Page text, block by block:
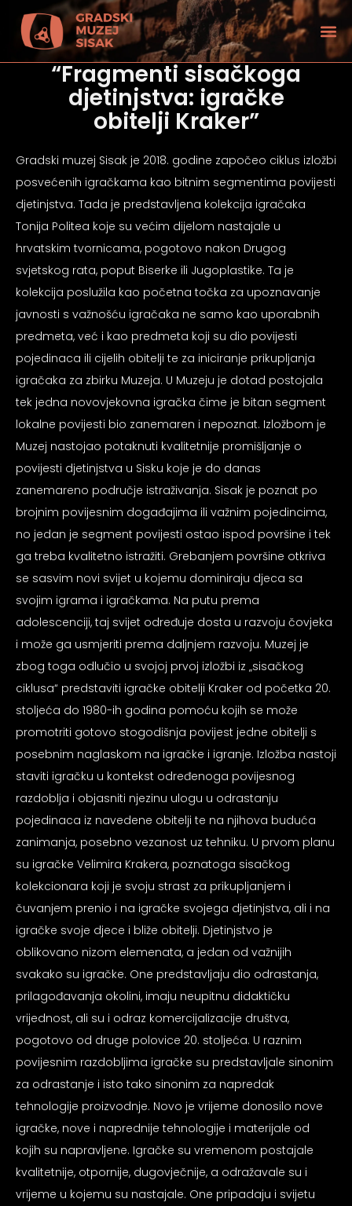
“Fragmenti sisačkoga
djetinjstva: igračke
obitelji Kraker”
Gradski muzej Sisak je 2018. godine započeo ciklus izložbi
posvećenih igračkama kao bitnim segmentima povijesti
djetinjstva. Tada je predstavljena kolekcija igračaka
Tonija Politea koje su većim dijelom nastajale u
hrvatskim tvornicama, pogotovo nakon Drugog
svjetskog rata, poput Biserke ili Jugoplastike. Ta je
kolekcija poslužila kao početna točka za upoznavanje
javnosti s važnošću igračaka ne samo kao uporabnih
predmeta, već i kao predmeta koji su dio povijesti
pojedinaca ili cijelih obitelji te za iniciranje prikupljanja
igračaka za zbirku Muzeja. U Muzeju je dotad postojala
tek jedna novovjekovna igračka čime je bitan segment
lokalne povijesti bio zanemaren i nepoznat. Izložbom je
Muzej nastojao potaknuti kvalitetnije promišljanje o
povijesti djetinjstva u Sisku koje je do danas
zanemareno područje istraživanja. Sisak je poznat po
brojnim povijesnim događajima ili važnim pojedincima,
no jedan je segment povijesti ostao ispod površine i tek
ga treba kvalitetno istražiti. Grebanjem površine otkriva
se sasvim novi svijet u kojemu dominiraju djeca sa
svojim igrama i igračkama. Na putu prema
adolescenciji, taj svijet određuje dosta u razvoju čovjeka
i može ga usmjeriti prema daljnjem razvoju. Muzej je
zbog toga odlučio u svojoj prvoj izložbi iz „sisačkog
ciklusa“ predstaviti igračke obitelji Kraker od početka 20.
stoljeća do 1980-ih godina pomoću kojih se može
promotriti gotovo stogodišnja povijest jedne obitelji s
posebnim naglaskom na igračke i igranje. Izložba nastoji
staviti igračku u kontekst određenoga povijesnog
razdoblja i objasniti njezinu ulogu u odrastanju
pojedinaca iz navedene obitelji te na njihova buduća
zanimanja, posebno vezanost uz tehniku. U prvom planu
su igračke Velimira Krakera, poznatoga sisačkog
kolekcionara koji je svoju strast za prikupljanjem i
čuvanjem prenio i na igračke svojega djetinjstva, ali i na
igračke svoje djece i bliže obitelji. Djetinjstvo je
oblikovano nizom elemenata, a jedan od važnijih
svakako su igračke. One predstavljaju dio odrastanja,
prilagođavanja okolini, imaju neupitnu didaktičku
vrijednost, ali su i odraz komercijalizacije društva,
pogotovo od druge polovice 20. stoljeća. U raznim
povijesnim razdobljima igračke su predstavljale sinonim
za odrastanje i isto tako sinonim za napredak
tehnologije proizvodnje. Novo je vrijeme donosilo nove
igračke, nove i naprednije tehnologije i materijale od
kojih su napravljene. Igračke su vremenom postajale
kvalitetnije, otpornije, dugovječnije, a odražavale su i
vrijeme u kojemu su nastajale. One pripadaju i svijetu
vida